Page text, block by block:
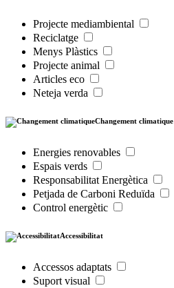
Projecte mediambiental
Reciclatge
Menys Plàstics
Projecte animal
Articles eco
Neteja verda
Changement climatique
Energies renovables
Espais verds
Responsabilitat Energètica
Petjada de Carboni Reduïda
Control energètic
Accessibilitat
Accessos adaptats
Suport visual